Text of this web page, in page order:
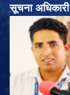
सूचना अधिकारी